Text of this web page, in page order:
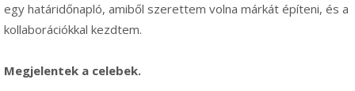
egy határidőnapló, amiből szerettem volna márkát építeni, és a
kollaborációkkal kezdtem.
Megjelentek a celebek.